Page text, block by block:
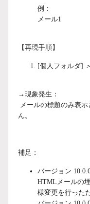
例：
メール1
【再現手順】
[個人フォルダ]
→現象発生：
メールの標題のみ表
ん。
補足：
バージョン
HTMLメールの
様変更を行った